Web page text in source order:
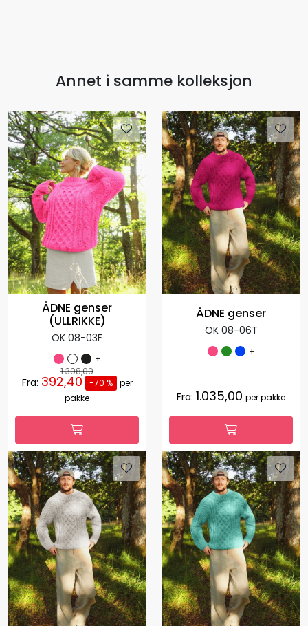
Annet i samme kolleksjon
ÅDNE genser
(ULLRIKKE)
OK 08-03F
+
1.308,00
Fra: 392,40 -70 %
per
pakke
ÅDNE genser
OK 08-06T
+
Fra: 1.035,00 per pakke